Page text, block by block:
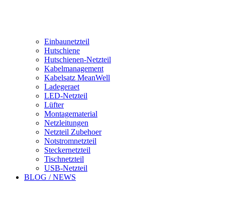
Einbaunetzteil
Hutschiene
Hutschienen-Netzteil
Kabelmanagement
Kabelsatz MeanWell
Ladegeraet
LED-Netzteil
Lüfter
Montagematerial
Netzleitungen
Netzteil Zubehoer
Notstromnetzteil
Steckernetzteil
Tischnetzteil
USB-Netzteil
BLOG / NEWS